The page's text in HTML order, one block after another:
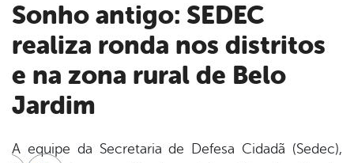
Sonho antigo: SEDEC
realiza ronda nos distritos
e na zona rural de Belo
Jardim
A equipe da Secretaria de Defesa Cidadã (Sedec),